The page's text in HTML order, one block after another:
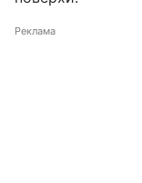
Реклама